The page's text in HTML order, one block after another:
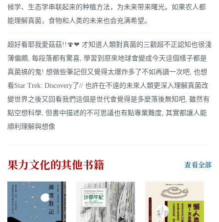
候学、生态学串联起来的种植方法，为未来带来曙光。如果农人都
能理解真菌，食物和人类的未来也会充满希望。
超好看耶我愛菇菇!!🍄❤ 才知道人類對真菌的三觀超不正認知也很淺
薄偏頗, 每段落都有驚喜, 學習到原來地球會變成今天這個樣子都是
真菌搞的鬼! 想做些筆記但又覺得太爆炸多了不如再讀一次吧, 也想
看Star Trek: Discovery了// 也許在不遠的未來人類更深入理解真菌改
變世界之後又回看我們這個是世代會覺得是多麼落後無知吧, 雖然有
點空想科學, 但書中描述的不可思議也有點專業難度, 其實都讓人能
順利理解與想像
果力文化的其他书籍 查看全部